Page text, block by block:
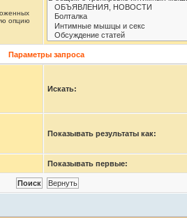
опцию
Параметры запроса
Искать:
Показывать результаты как:
Показывать первые: